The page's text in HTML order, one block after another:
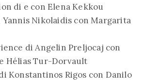
di e con Elena Kekkou
Nikolaidis con Margarita
di Angelin Preljocaj con
Hélias Tur-Dorvault
Konstantinos Rigos con Danilo